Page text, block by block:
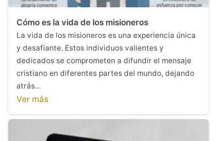
Cómo es la vida de los misioneros
La vida de los misioneros es una experiencia única
y desafiante. Estos individuos valientes y
dedicados se comprometen a difundir el mensaje
cristiano en diferentes partes del mundo, dejando
atrás…
Ver más